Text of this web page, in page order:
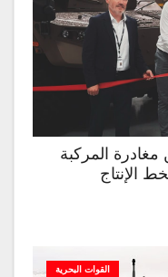
المركبة
القوات البحرية